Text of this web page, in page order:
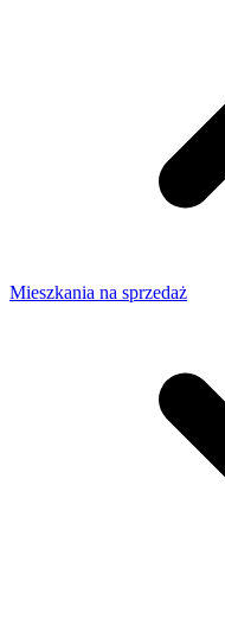
Mieszkania na sprzedaż